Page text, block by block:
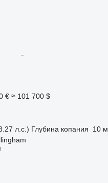
€ ≈ 101 700 $
л.с.) Глубина копания
10 м